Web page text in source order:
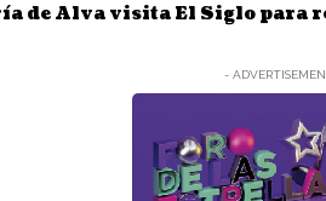
de Alva visita El Siglo para
-